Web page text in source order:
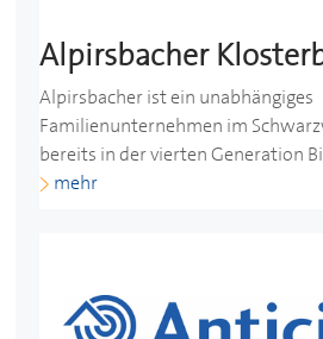
Alpirsbacher
Alpirsbacher ist ein unabhängiges
Familienunternehmen im
bereits in der vierten Generation
mehr